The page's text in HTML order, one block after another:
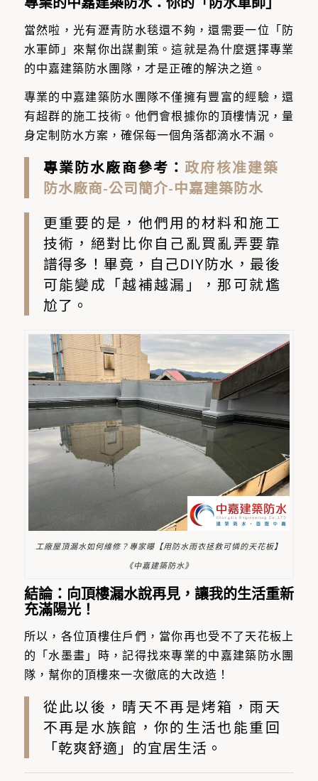
當然啦，光有瀝青防水毯還不夠，還需要一位「防
水軍師」來幫你出謀劃策。這就是為什麼選擇專業
的中嘉建築防水團隊，才是正確的解決之道。
專業的中嘉建築防水團隊不僅擁有豐富的經驗，還
有超群的施工技術。他們會根據你的頂樓情況，量
身定制防水方案，確保每一個角落都滴水不漏。
專業防水廠商參考：政府核准建築
防水廠商-公司簡介-中嘉建築防水
更重要的是，他們用的材料和施工
技術，絕對比你自己亂買亂弄要靠
譜得多！ 畢竟，自己DIY防水，最後
可能變成「越補越漏」，那可就尷
尬了。
工廠屋頂漏水如何維修？專家曝【用防水雨衣拯救可憐的天花板】
《中嘉建築防水》
結論：向頂樓漏水說再見，讓我的生活重新
充滿陽光！
所以，各位頂樓住戶們，當你再也受不了天花板上
的「水墨畫」時，記得找來專業的中嘉建築防水團
隊，幫你的頂樓來一次徹底的大改造！
從此以後，晴天不再是烤箱，雨天
不再是水族館，你的生活也能重回
「乾爽舒適」的宜居生活。